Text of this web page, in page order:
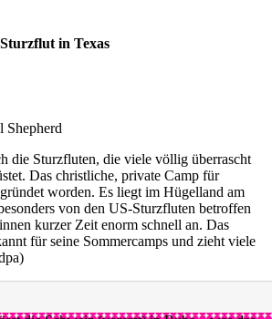
in Texas
Shepherd
die Sturzfluten, die viele völlig überrascht
Das christliche, private Camp für
worden. Es liegt im Hügelland am
von den US-Sturzfluten betroffen
kurzer Zeit enorm schnell an. Das
für seine Sommercamps und zieht viele